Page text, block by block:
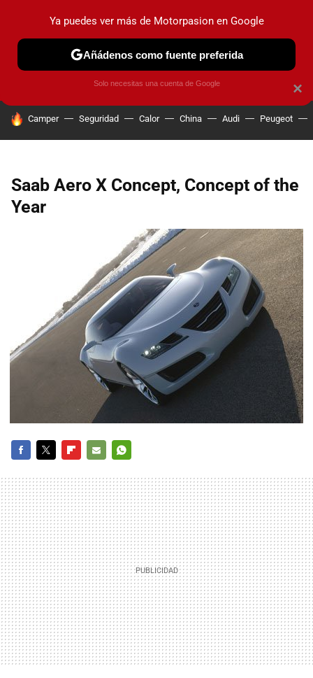
PRUEBAS COCHES ELÉCTRICOS OBSERVATORIO
HOY SE HABLA DE
Camper Seguridad Calor China Audi Peugeot
Saab Aero X Concept, Concept of the
Year
MAIL
×
Ya puedes ver más de Motorpasion en Google
Añádenos como fuente preferida
Solo necesitas una cuenta de Google